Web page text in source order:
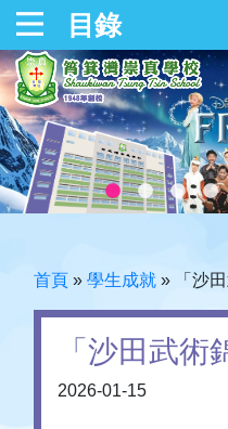
目錄
首頁 » 學生成就 » 「沙
「沙田武術
2026-01-15